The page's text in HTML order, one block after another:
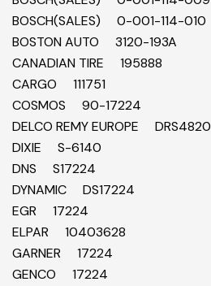
BOSCH(SALES) 0-001-114-010
BOSTON AUTO 3120-193A
CANADIAN TIRE 195888
CARGO 111751
COSMOS 90-17224
DELCO REMY EUROPE DRS4820
DIXIE S-6140
DNS S17224
DYNAMIC DS17224
EGR 17224
ELPAR 10403628
GARNER 17224
GENCO 17224